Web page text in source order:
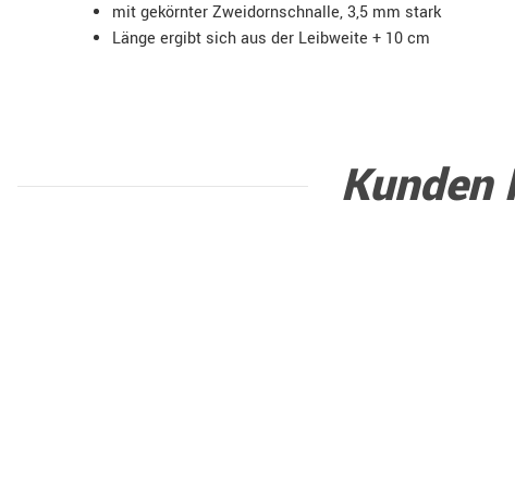
mit gekörnter Zweidornschnalle, 3,5 mm stark
Länge ergibt sich aus der Leibweite + 10 cm
Kunden